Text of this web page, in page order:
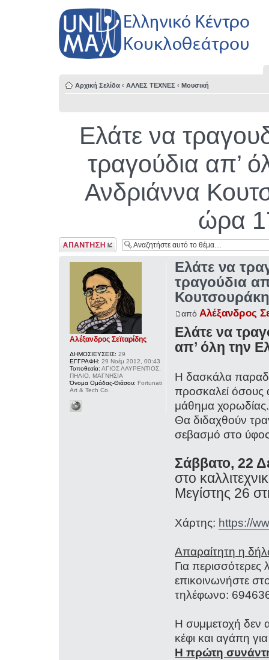
Αρχική Σελίδα ‹ ΑΛΛΕΣ ΤΕΧΝΕΣ ‹ Μουσική
Ελάτε να
τραγούδια απ’
Ανδριάννα
ώρα
Δημιουργία
απάντησης
Ελάτε να
τραγούδια
από Αλέξανδρος
Ελάτε να
απ’ όλη την
Η δασκάλα
προσκαλεί όσους
μάθημα χορωδίας.
Θα διδαχθούν
σεβασμό στο ύφος
Σάββατο, 22
στο
Μεγίστης 26
Χάρτης: https://
Απαραίτητη η
Για περισσότερες
επικοινωνήστε
τηλέφωνο:
Η συμμετοχή δεν
κέφι και αγάπη
Η πρώτη
Αλέξανδρος Σεϊταρίδης
ΔΗΜΟΣΙΕΥΣΕΙΣ: 29
ΕΓΓΡΑΦΗ: 29 Νοέμ 2012, 00:43
Τοποθεσία: ΑΓΙΟΣ ΛΑΥΡΕΝΤΙΟΣ,
ΠΗΛΙΟ, ΜΑΓΝΗΣΙΑ
Όνομα Ομάδας-Θιάσου: Fortunati
Art & Tech Co.